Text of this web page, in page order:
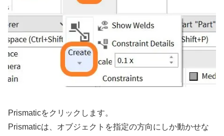
Prismaticをクリックします。
Prismaticは、オブジェクトを指定の方向にしか動かせな